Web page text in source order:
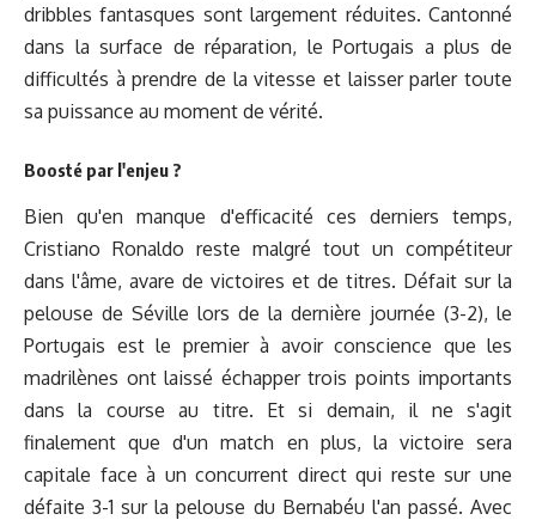
dribbles fantasques sont largement réduites. Cantonné
dans la surface de réparation, le Portugais a plus de
difficultés à prendre de la vitesse et laisser parler toute
sa puissance au moment de vérité.
Boosté par l'enjeu ?
Bien qu'en manque d'efficacité ces derniers temps,
Cristiano Ronaldo reste malgré tout un compétiteur
dans l'âme, avare de victoires et de titres. Défait sur la
pelouse de Séville lors de la dernière journée (3-2), le
Portugais est le premier à avoir conscience que les
madrilènes ont laissé échapper trois points importants
dans la course au titre. Et si demain, il ne s'agit
finalement que d'un match en plus, la victoire sera
capitale face à un concurrent direct qui reste sur une
défaite 3-1 sur la pelouse du Bernabéu l'an passé. Avec